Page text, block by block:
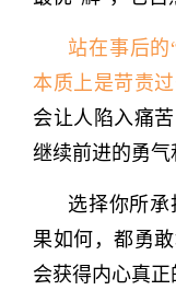
站在事后的
本质上是苛责过
会让人陷入痛
继续前进的勇气
选择你所
果如何，都勇
会获得内心真正